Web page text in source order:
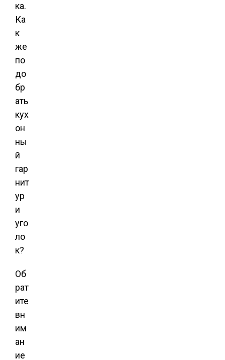
ка.
Ка
к
же
по
до
бр
ать
кух
он
ны
й
гар
нит
ур
и
уго
ло
к?
Об
рат
ите
вн
им
ан
ие